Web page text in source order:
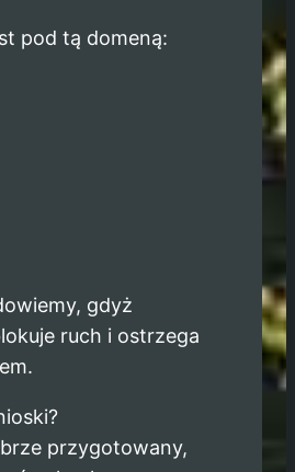
pod tą domeną:
gdyż
ruch i ostrzega
przygotowany,